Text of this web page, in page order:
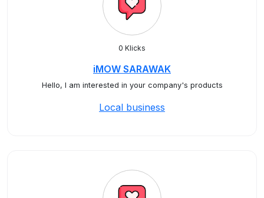
0 Klicks
iMOW SARAWAK
Hello, I am interested in your company's products
Local business